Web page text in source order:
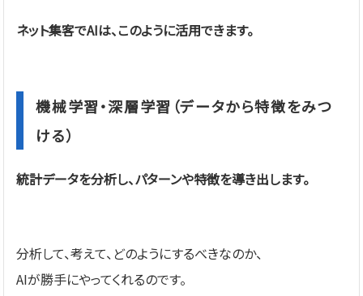
ネット集客でAIは、このように活用できます。
機械学習・深層学習（データから特徴をみつ
ける）
統計データを分析し、パターンや特徴を導き出します。
分析して、考えて、どのようにするべきなのか、
AIが勝手にやってくれるのです。